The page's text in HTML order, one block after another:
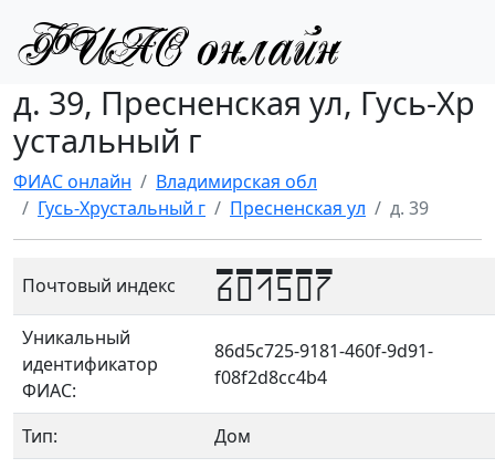
д. 39, Пресненская ул, Гусь-Хр
устальный г
ФИАС онлайн
Владимирская обл
Гусь-Хрустальный г
Пресненская ул д. 39
Почтовый индекс 601507
Уникальный
идентификатор
ФИАС:
86d5c725-9181-460f-9d91-
f08f2d8cc4b4
Тип:
Дом